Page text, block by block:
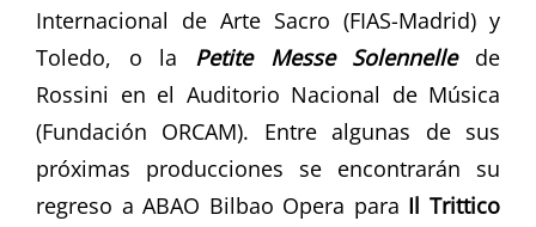
Internacional de Arte Sacro (FIAS-Madrid) y
Toledo, o la Petite Messe Solennelle
de
Rossini en el Auditorio Nacional de Música
(Fundación ORCAM). Entre algunas de sus
próximas producciones se encontrarán su
regreso a ABAO Bilbao Opera para Il Trittico